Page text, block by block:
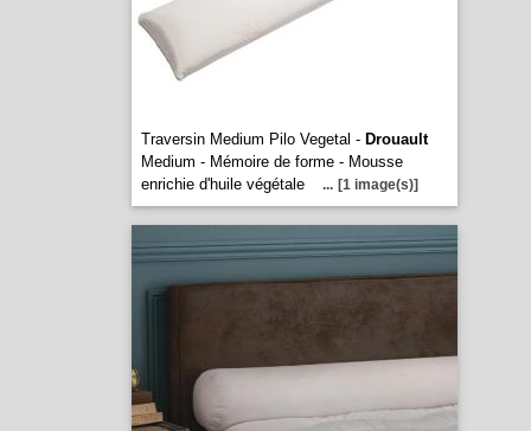
Traversin Medium Pilo Vegetal - Drouault
Medium - Mémoire de forme - Mousse
enrichie d'huile végétale
... [1 image(s)]